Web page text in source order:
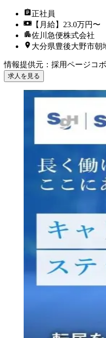
正社員
【月給】23.0万円〜
佐川急便株式会社
大分県豊後大野市朝
情報提供元 ： 採用ページコ
求人を見る